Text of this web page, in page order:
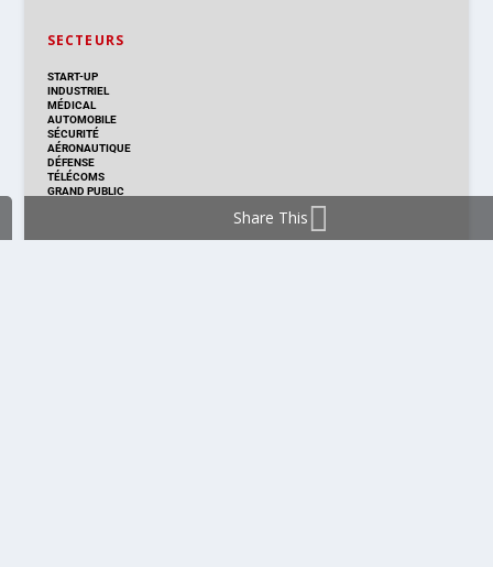
SECTEURS
START-UP
INDUSTRIEL
MÉDICAL
AUTOMOBILE
SÉCURITÉ
AÉRONAUTIQUE
DÉFENSE
TÉLÉCOMS
GRAND PUBLIC
Share This